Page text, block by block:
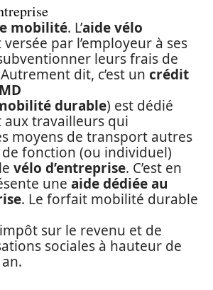
mobilité. L’aide vélo
versée par l’employeur à ses
leurs frais de
dit, c’est un crédit
durable) est dédié
aux travailleurs qui
moyens de transport autres
fonction (ou individuel)
vélo d’entreprise. C’est en
une aide dédiée au
. Le forfait mobilité durable
sur le revenu et de
sociales à hauteur de